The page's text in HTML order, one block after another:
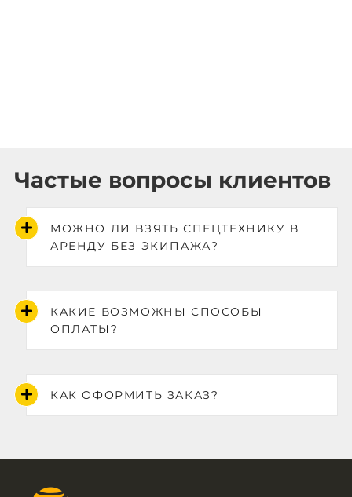
Частые вопросы клиентов
МОЖНО ЛИ ВЗЯТЬ СПЕЦТЕХНИКУ В
АРЕНДУ БЕЗ ЭКИПАЖА?
КАКИЕ ВОЗМОЖНЫ СПОСОБЫ
ОПЛАТЫ?
КАК ОФОРМИТЬ ЗАКАЗ?